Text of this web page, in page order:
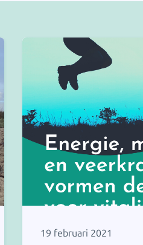
19 februari 2021